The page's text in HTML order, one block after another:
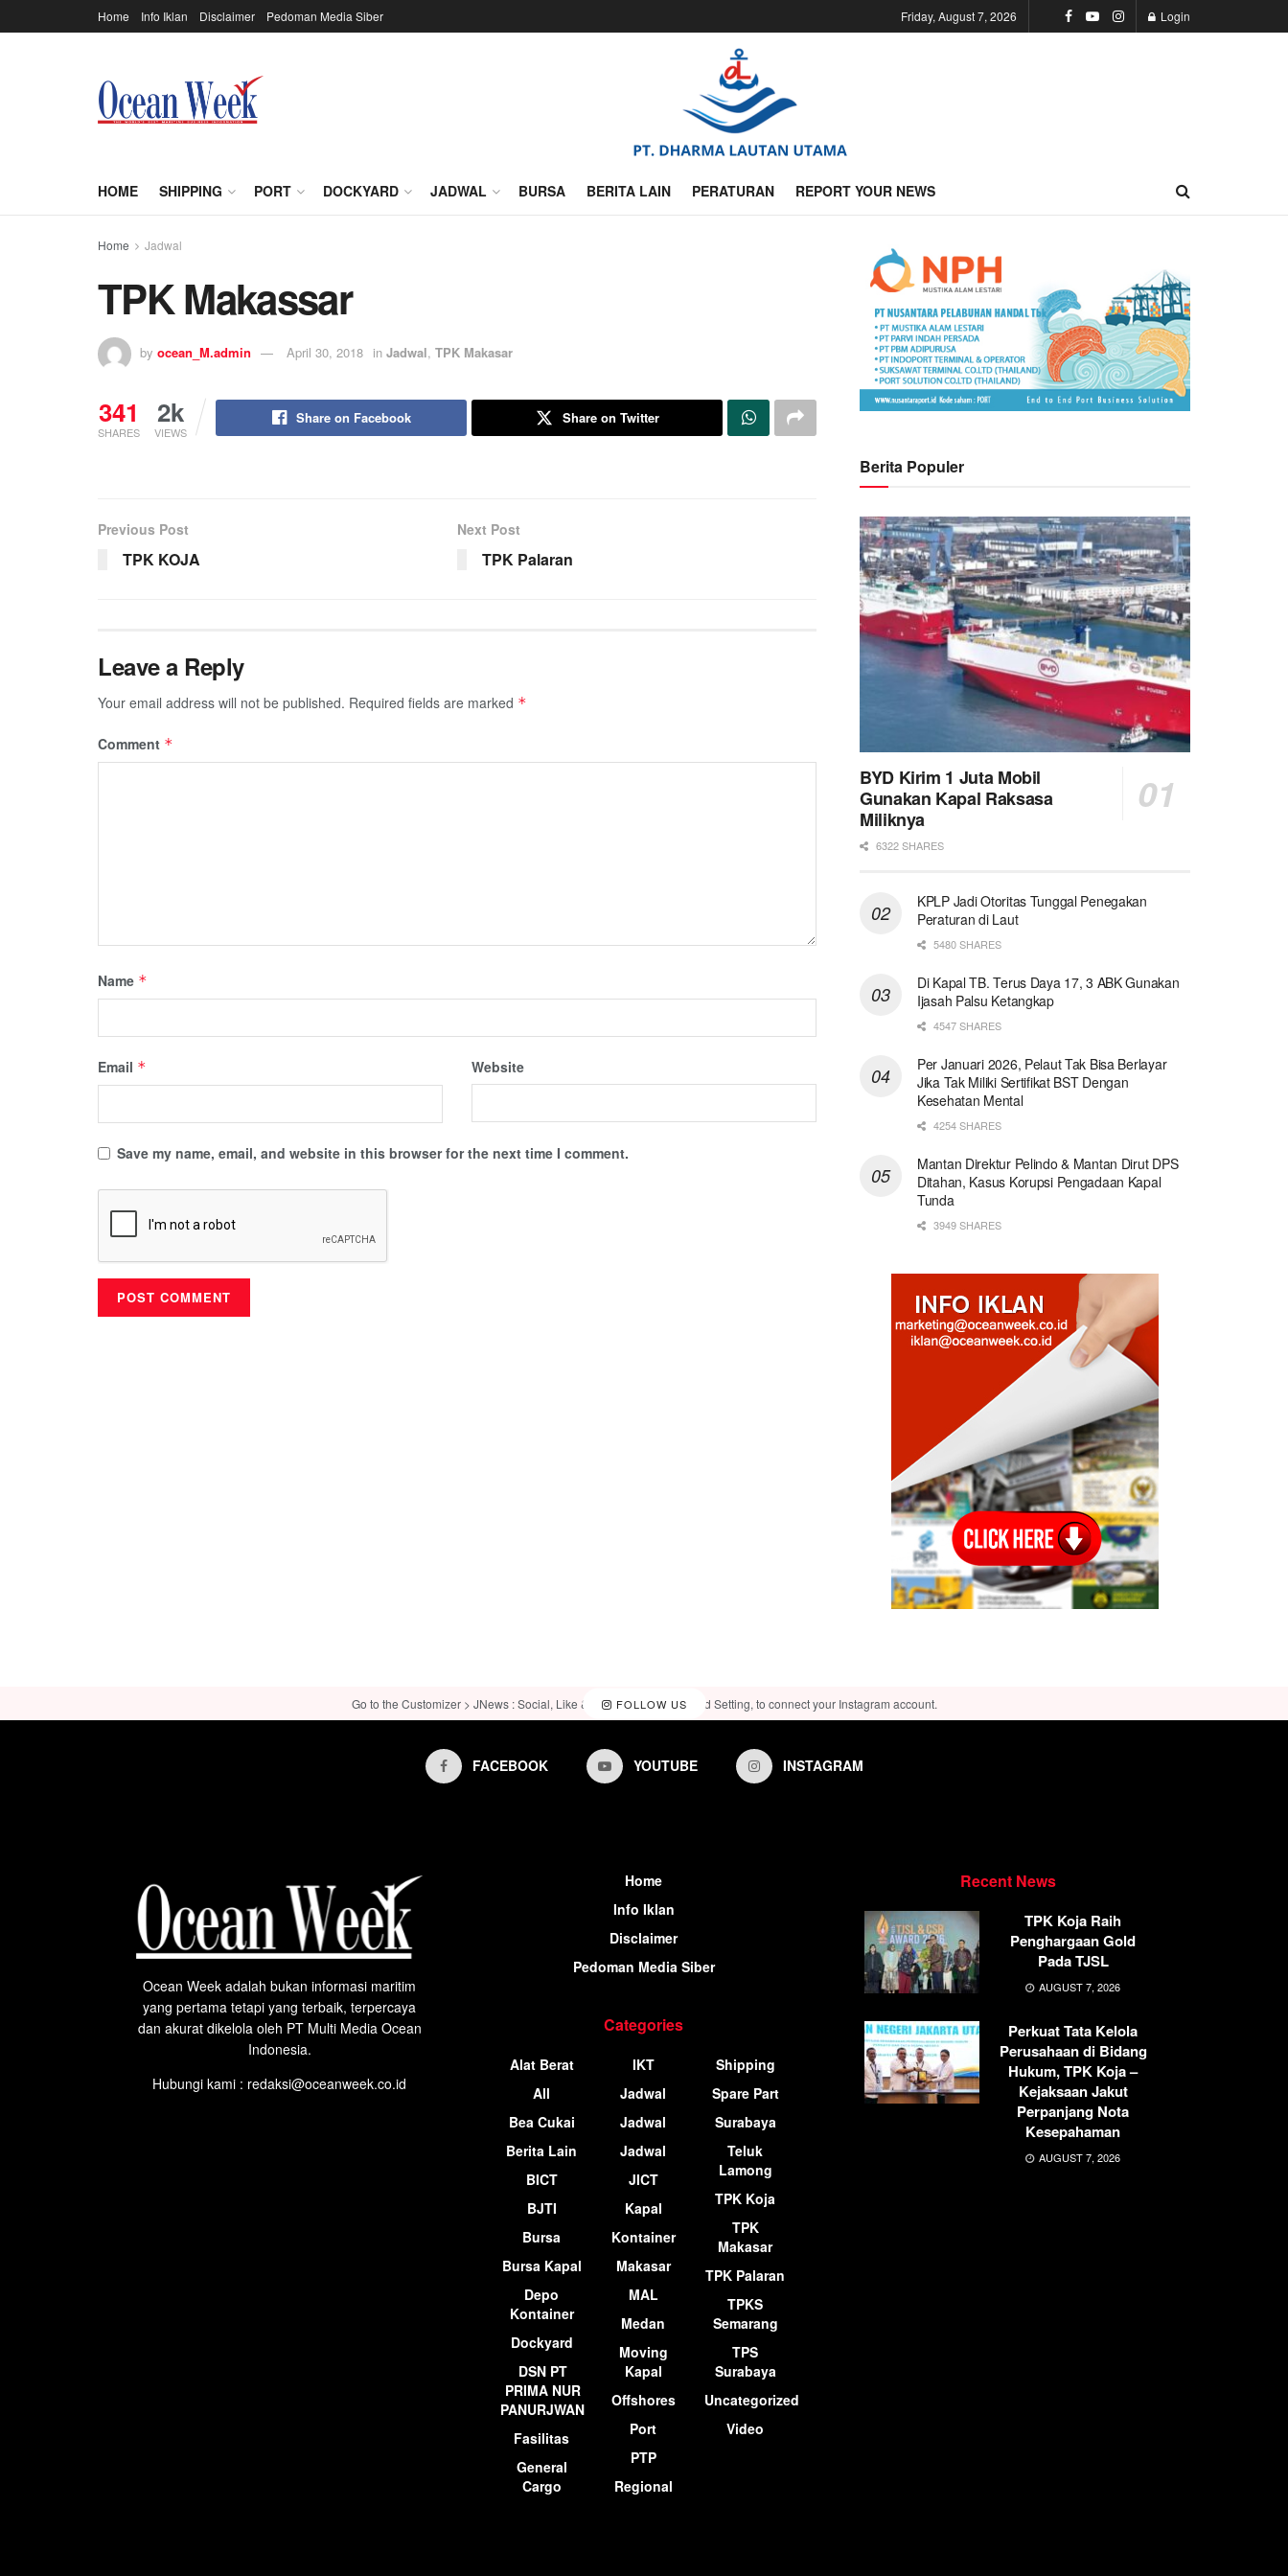
Home Info Iklan Disclaimer Pedoman Media Siber Friday, August 7, 2026 Login
HOME SHIPPING PORT DOCKYARD JADWAL BURSA BERITA LAIN PERATURAN REPORT YOUR NEWS
Home Jadwal
TPK Makassar
by ocean_M.admin April 30, 2018 in Jadwal, TPK Makasar
341
SHARES
2k
VIEWS
Share on Facebook Share on Twitter
Previous Post
TPK KOJA
Next Post
TPK Palaran
Leave a Reply
Your email address will not be published. Required fields are marked *
Comment *
Name *
Email * Website
Save my name, email, and website in this browser for the next time I comment.
Berita Populer
BYD Kirim 1 Juta Mobil
Gunakan Kapal Raksasa
Miliknya
6322 SHARES
KPLP Jadi Otoritas Tunggal Penegakan
Peraturan di Laut
5480 SHARES
Di Kapal TB. Terus Daya 17, 3 ABK Gunakan
Ijasah Palsu Ketangkap
4547 SHARES
Per Januari 2026, Pelaut Tak Bisa Berlayar
Jika Tak Miliki Sertifikat BST Dengan
Kesehatan Mental
4254 SHARES
Mantan Direktur Pelindo & Mantan Dirut DPS
Ditahan, Kasus Korupsi Pengadaan Kapal
Tunda
3949 SHARES
FOLLOW US
Go to the Customizer > JNews : Social, Like & View > Instagram Feed Setting, to connect your Instagram account.
FACEBOOK YOUTUBE INSTAGRAM
Ocean Week adalah bukan informasi maritim
yang pertama tetapi yang terbaik, terpercaya
dan akurat dikelola oleh PT Multi Media Ocean
Indonesia.
Hubungi kami : redaksi@oceanweek.co.id
Home
Info Iklan
Disclaimer
Pedoman Media Siber
Categories
Alat Berat
All
Bea Cukai
Berita Lain
BICT
BJTI
Bursa
Bursa Kapal
Depo
Kontainer
Dockyard
DSN PT
PRIMA NUR
PANURJWAN
Fasilitas
General
Cargo
IKT
Jadwal
Jadwal
Jadwal
JICT
Kapal
Kontainer
Makasar
MAL
Medan
Moving
Kapal
Offshores
Port
PTP
Regional
Shipping
Spare Part
Surabaya
Teluk
Lamong
TPK Koja
TPK
Makasar
TPK Palaran
TPKS
Semarang
TPS
Surabaya
Uncategorized
Video
Recent News
TPK Koja Raih
Penghargaan Gold
Pada TJSL
AUGUST 7, 2026
Perkuat Tata Kelola
Perusahaan di Bidang
Hukum, TPK Koja –
Kejaksaan Jakut
Perpanjang Nota
Kesepahaman
AUGUST 7, 2026